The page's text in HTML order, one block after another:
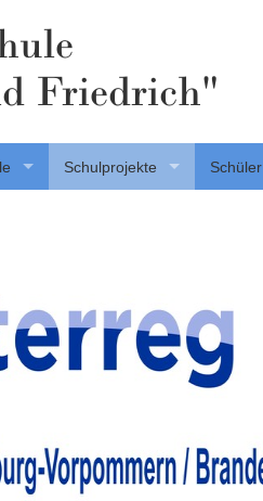
Friedrich"
Schulprojekte Schüler